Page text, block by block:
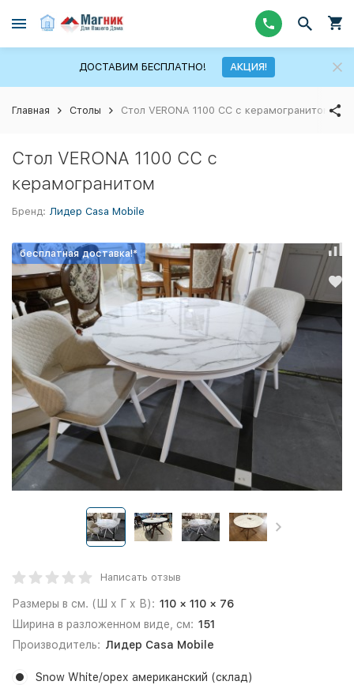
ДОСТАВИМ БЕСПЛАТНО! АКЦИЯ!
Главная Столы Стол VERONA 1100 CC с керамогранитом
Стол VERONA 1100 CC с
керамогранитом
Бренд: Лидер Casa Mobile
бесплатная доставка!*
Написать отзыв
Размеры в см. (Ш х Г х В): 110 × 110 × 76
Ширина в разложенном виде, см: 151
Производитель: Лидер Casa Mobile
Snow White/орех американский (склад)